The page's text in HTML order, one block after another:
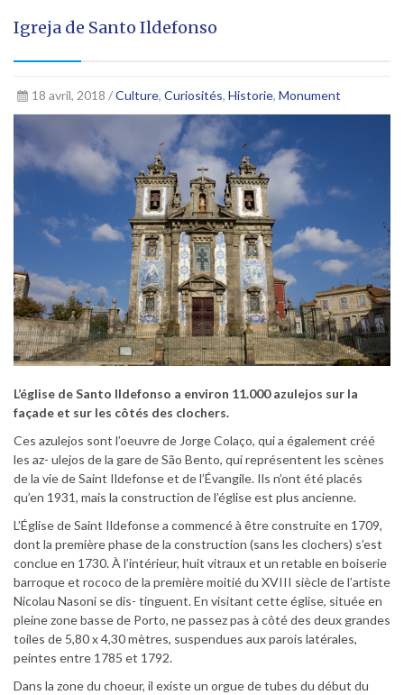
Igreja de Santo Ildefonso
18 avril, 2018 /Culture, Curiosités, Historie, Monument
L’église de Santo Ildefonso a environ 11.000 azulejos sur la
façade et sur les côtés des clochers.
Ces azulejos sont l’oeuvre de Jorge Colaço, qui a également créé
les az- ulejos de la gare de São Bento, qui représentent les scènes
de la vie de Saint Ildefonse et de l’Évangile. Ils n’ont été placés
qu’en 1931, mais la construction de l’église est plus ancienne.
L’Église de Saint Ildefonse a commencé à être construite en 1709,
dont la première phase de la construction (sans les clochers) s’est
conclue en 1730. À l’intérieur, huit vitraux et un retable en boiserie
barroque et rococo de la première moitié du XVIII siècle de l’artiste
Nicolau Nasoni se dis- tinguent. En visitant cette église, située en
pleine zone basse de Porto, ne passez pas à côté des deux grandes
toiles de 5,80 x 4,30 mètres, suspendues aux parois latérales,
peintes entre 1785 et 1792.
Dans la zone du choeur, il existe un orgue de tubes du début du